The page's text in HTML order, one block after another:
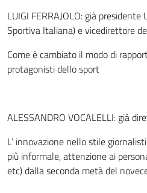
LUIGI FERRAJOLO: già
Sportiva Italiana) e vicedirettore
Come è cambiato il modo di
protagonisti dello sport
ALESSANDRO VOCALELLI: già
L’ innovazione nello stile
più informale, attenzione ai
etc) dalla seconda metà del